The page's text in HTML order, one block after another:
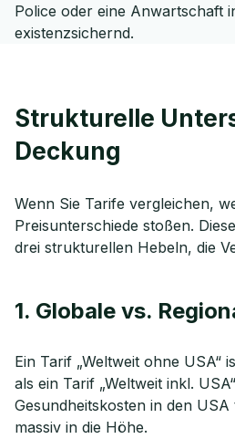
Police oder eine Anwartschaft
existenzsichernd.
Strukturelle
Deckung
Wenn Sie Tarife vergleichen,
Preisunterschiede stoßen.
drei strukturellen Hebeln, die
1. Globale vs.
Ein Tarif „Weltweit ohne USA“
als ein Tarif „Weltweit inkl.
Gesundheitskosten in den
massiv in die Höhe.